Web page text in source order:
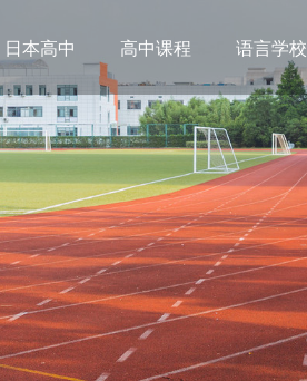
日本高中 高中课程 语言学校